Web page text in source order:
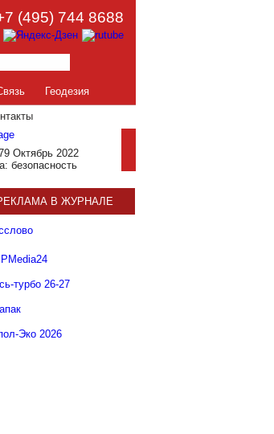
(495) 744 8688
Геодезия
Октябрь 2022
безопасность
В ЖУРНАЛЕ